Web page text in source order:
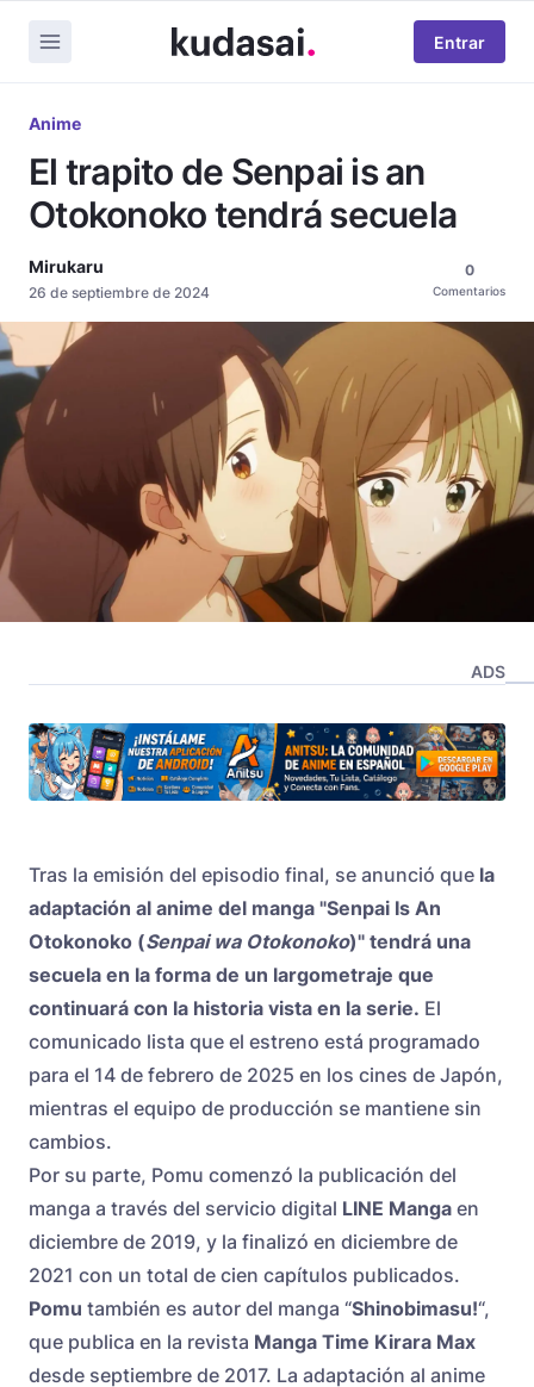
Entrar
Anime
El trapito de Senpai is an
Otokonoko tendrá secuela
Mirukaru
26 de septiembre de 2024
0
Comentarios
ADS
Tras la emisión del episodio final, se anunció que la
adaptación al anime del manga "Senpai Is An
Otokonoko (Senpai wa Otokonoko)" tendrá una
secuela en la forma de un largometraje que
continuará con la historia vista en la serie. El
comunicado lista que el estreno está programado
para el 14 de febrero de 2025 en los cines de Japón,
mientras el equipo de producción se mantiene sin
cambios.
Por su parte, Pomu comenzó la publicación del
manga a través del servicio digital LINE Manga en
diciembre de 2019, y la finalizó en diciembre de
2021 con un total de cien capítulos publicados.
Pomu también es autor del manga “Shinobimasu!“,
que publica en la revista Manga Time Kirara Max
desde septiembre de 2017. La adaptación al anime